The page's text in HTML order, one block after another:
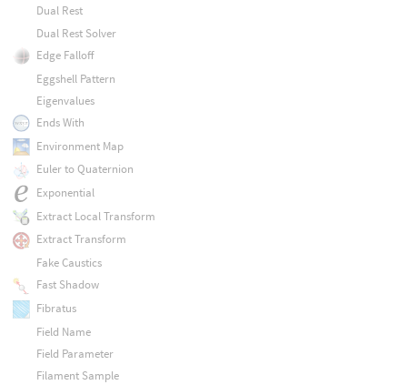
Dual Rest
Dual Rest Solver
Edge Falloff
Eggshell Pattern
Eigenvalues
Ends With
Environment Map
Euler to Quaternion
Exponential
Extract Local Transform
Extract Transform
Fake Caustics
Fast Shadow
Fibratus
Field Name
Field Parameter
Filament Sample